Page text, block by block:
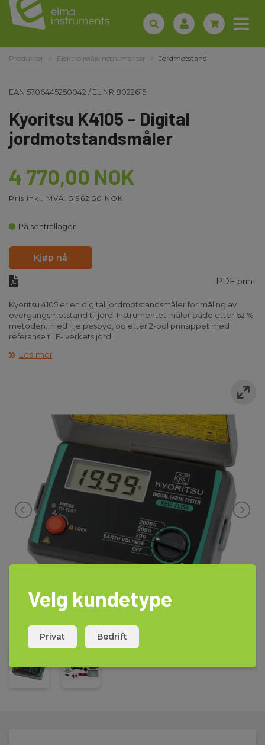
Produkter Elektro måleinstrumenter Jordmotstand
EAN 5706445250042 /EL.NR 8022615
Kyoritsu K4105 – Digital
jordmotstandsmåler
4 770,00 NOK
Pris inkl. MVA. 5 962,50 NOK
På sentrallager
Kjøp nå
PDF print
Kyoritsu 4105 er en digital jordmotstandsmåler for måling av
overgangsmotstand til jord. Instrumentet måler både etter 62 %
metoden, med hjelpespyd, og etter 2-pol prinsippet med
referanse til E- verkets jord.
Instrumentet måler også jordspenning. Det er låsbar testknapp,
Les mer
Velg kundetype
Privat Bedrift